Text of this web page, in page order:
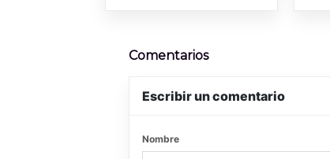
Comentarios
Escribir un comentario
Nombre